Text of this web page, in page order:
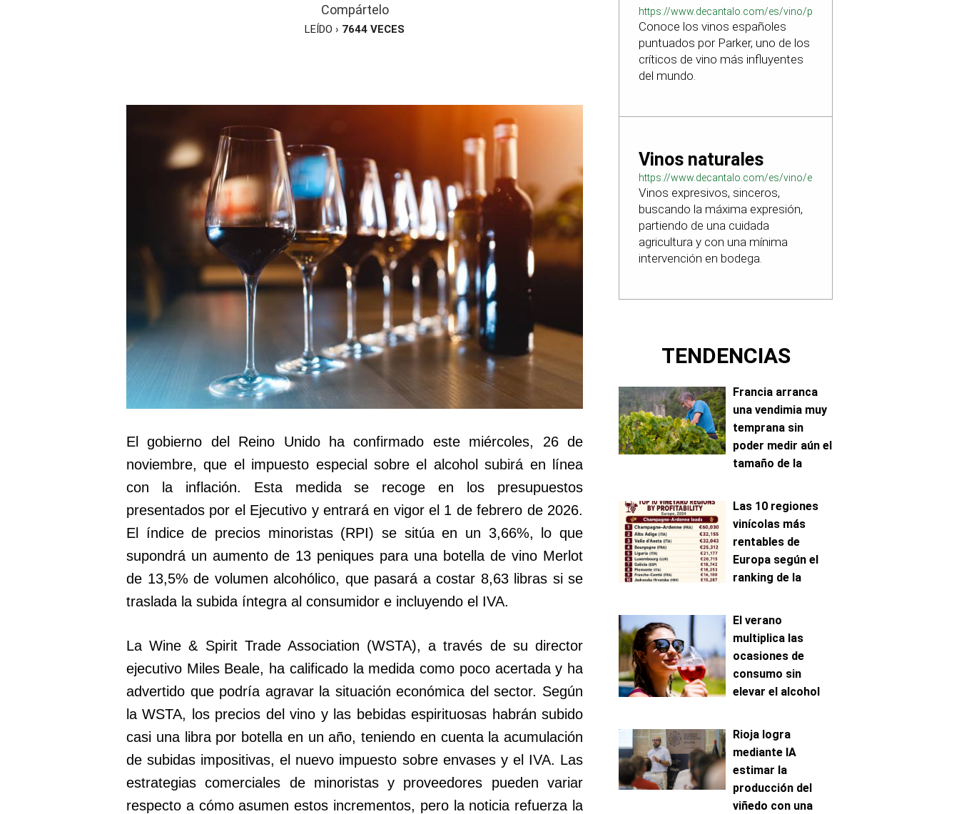
Compártelo
LEÍDO › 7644 VECES
El gobierno del Reino Unido ha confirmado este miércoles, 26 de
noviembre, que el impuesto especial sobre el alcohol subirá en línea
con la inflación. Esta medida se recoge en los presupuestos
presentados por el Ejecutivo y entrará en vigor el 1 de febrero de 2026.
El índice de precios minoristas (RPI) se sitúa en un 3,66%, lo que
supondrá un aumento de 13 peniques para una botella de vino Merlot
de 13,5% de volumen alcohólico, que pasará a costar 8,63 libras si se
traslada la subida íntegra al consumidor e incluyendo el IVA.
La Wine & Spirit Trade Association (WSTA), a través de su director
ejecutivo Miles Beale, ha calificado la medida como poco acertada y ha
advertido que podría agravar la situación económica del sector. Según
la WSTA, los precios del vino y las bebidas espirituosas habrán subido
casi una libra por botella en un año, teniendo en cuenta la acumulación
de subidas impositivas, el nuevo impuesto sobre envases y el IVA. Las
estrategias comerciales de minoristas y proveedores pueden variar
respecto a cómo asumen estos incrementos, pero la noticia refuerza la
https://www.decantalo.com/es/vino/puntuacion_parker/
Conoce los vinos españoles
puntuados por Parker, uno de los
críticos de vino más influyentes
del mundo.
Vinos naturales
https://www.decantalo.com/es/vino/elaboracion_natural/
Vinos expresivos, sinceros,
buscando la máxima expresión,
partiendo de una cuidada
agricultura y con una mínima
intervención en bodega.
TENDENCIAS
Francia arranca
una vendimia muy
temprana sin
poder medir aún el
tamaño de la
Las 10 regiones
vinícolas más
rentables de
Europa según el
ranking de la
El verano
multiplica las
ocasiones de
consumo sin
elevar el alcohol
Rioja logra
mediante IA
estimar la
producción del
viñedo con una